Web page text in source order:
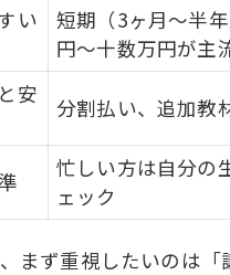
応やフォローアップの
率を高めるための学習テ
座で資格取得を早める
満足度が高い講座の特
リンパ資格講座の見極
体の信頼性を比較する
や体験談から分かる講
い
短期（3ヶ月～半
円～十数万円が主
安
分割払い、追加教
忙しい方は自分の
ェック
まず重視したいのは